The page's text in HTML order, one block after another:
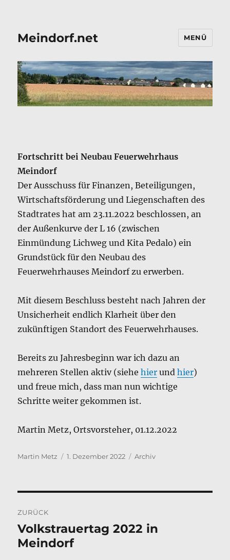
Meindorf.net MENÜ
Fortschritt bei Neubau Feuerwehrhaus
Meindorf
Der Ausschuss für Finanzen, Beteiligungen,
Wirtschaftsförderung und Liegenschaften des
Stadtrates hat am 23.11.2022 beschlossen, an
der Außenkurve der L 16 (zwischen
Einmündung Lichweg und Kita Pedalo) ein
Grundstück für den Neubau des
Feuerwehrhauses Meindorf zu erwerben.
Mit diesem Beschluss besteht nach Jahren der
Unsicherheit endlich Klarheit über den
zukünftigen Standort des Feuerwehrhauses.
Bereits zu Jahresbeginn war ich dazu an
mehreren Stellen aktiv (siehehier undhier)
und freue mich, dass man nun wichtige
Schritte weiter gekommen ist.
Martin Metz, Ortsvorsteher, 01.12.2022
Autor
Martin Metz
Veröffentlicht
1. Dezember 2022 Kategorien
Archiv
ZURÜCK
Vorheriger
Beitrag:
Volkstrauertag 2022 in
Meindorf